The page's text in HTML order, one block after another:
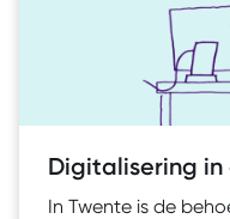
Digitalisering in
In Twente is de